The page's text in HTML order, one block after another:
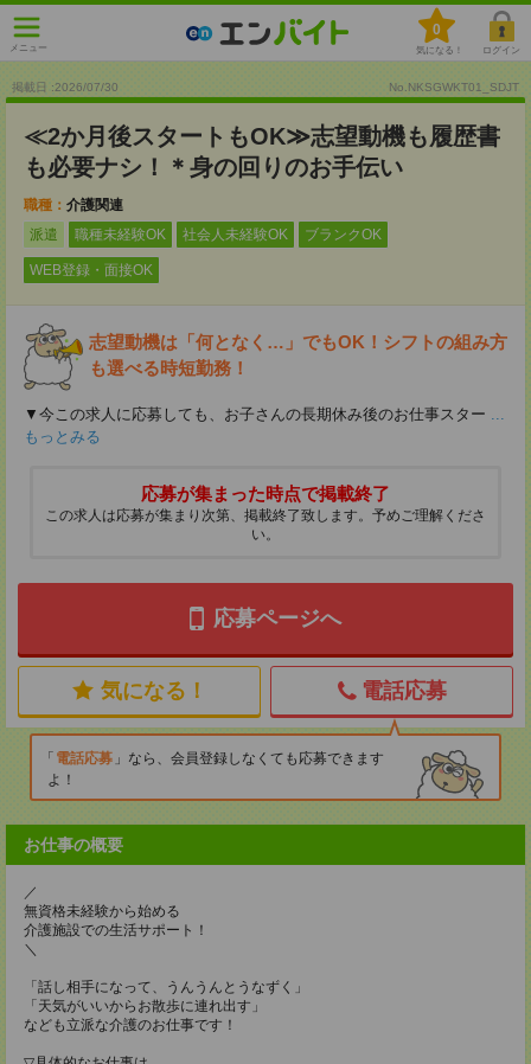
メニュー
0
気になる！ ログイン
掲載日 :2026/07/30 No.NKSGWKT01_SDJT
≪2か月後スタートもOK≫志望動機も履歴書
も必要ナシ！＊身の回りのお手伝い
職種： 介護関連
派遣
職種未経験OK 社会人未経験OK ブランクOK
WEB登録・面接OK
志望動機は「何となく…」でもOK！シフトの組み方
も選べる時短勤務！
▼今この求人に応募しても、お子さんの長期休み後のお仕事スター ...
もっとみる
応募が集まった時点で掲載終了
この求人は応募が集まり次第、掲載終了致します。予めご理解くださ
い。
応募ページへ
気になる！ 電話応募
電話応募
なら、会員登録しなくても応募できます
よ！
お仕事の概要
／
無資格未経験から始める
介護施設での生活サポート！
＼
「話し相手になって、うんうんとうなずく」
「天気がいいからお散歩に連れ出す」
なども立派な介護のお仕事です！